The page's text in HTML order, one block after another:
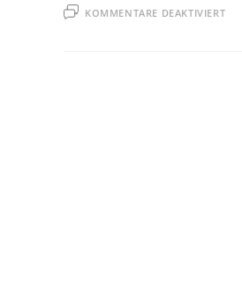
KOMMENTARE DEAKTIVIERTFÜR